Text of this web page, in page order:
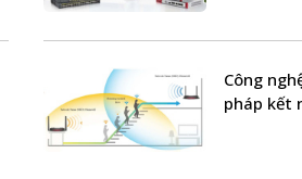
Công
pháp kết